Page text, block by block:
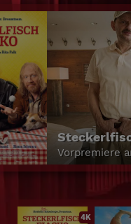
Vaiana
Im Programm
4K